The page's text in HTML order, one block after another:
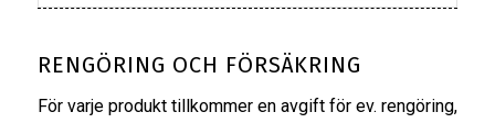
RENGÖRING OCH FÖRSÄKRING
För varje produkt tillkommer en avgift för ev. rengöring,